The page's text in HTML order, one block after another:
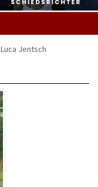
Luca Jentsch